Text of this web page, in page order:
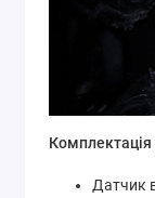
Датчик